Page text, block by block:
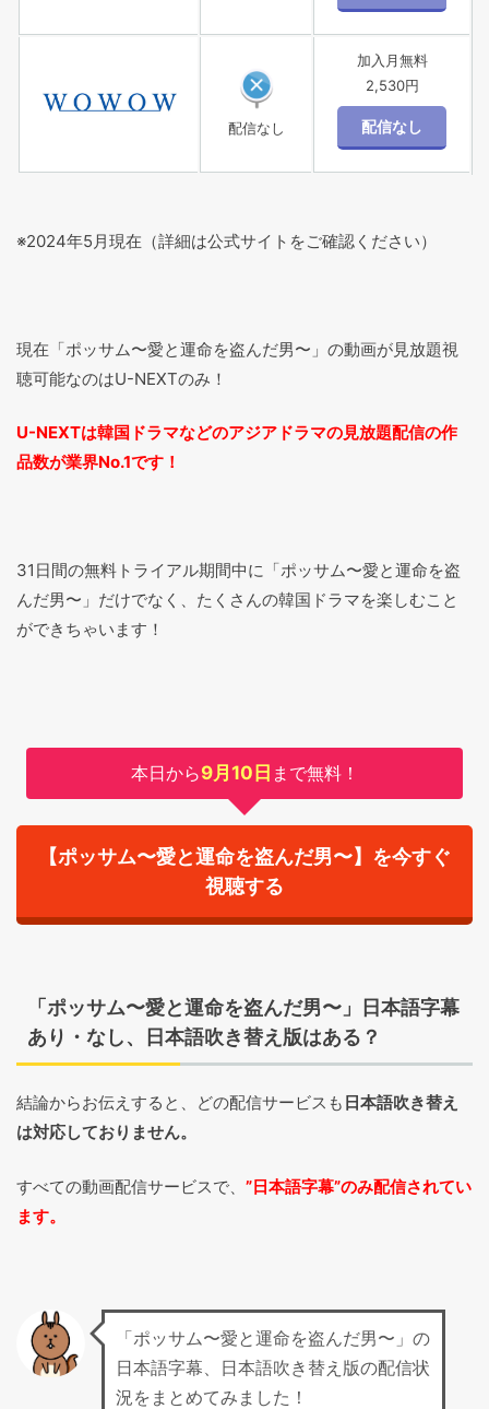
配信なし
加入月無料
2,530円
※2024年5月現在（詳細は公式サイトをご確認ください）
現在「ポッサム〜愛と運命を盗んだ男〜」の動画が見放題視
聴可能なのはU-NEXTのみ！
U-NEXTは韓国ドラマなどのアジアドラマの見放題配信の作
品数が業界No.1です！
31日間の無料トライアル期間中に「ポッサム〜愛と運命を盗
んだ男〜」だけでなく、たくさんの韓国ドラマを楽しむこと
ができちゃいます！
本日から9月10日 まで無料！
【ポッサム〜愛と運命を盗んだ男〜】を今すぐ
視聴する
「ポッサム〜愛と運命を盗んだ男〜」日本語字幕
あり・なし、日本語吹き替え版はある？
結論からお伝えすると、どの配信サービスも 日本語吹き替え
は対応しておりません。
すべての動画配信サービスで、 ”日本語字幕”のみ配信されてい
ます。
「ポッサム〜愛と運命を盗んだ男〜」の
日本語字幕、日本語吹き替え版の配信状
況をまとめてみました！